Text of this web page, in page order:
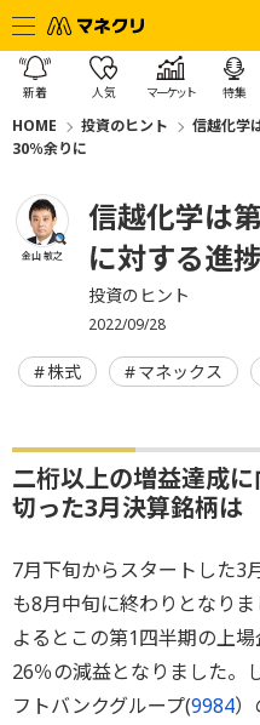
新着 人気 マーケット 特集
HOME 投資のヒント
信越化学
30％余りに
金山 敏之
信越化学は
に対する進
投資のヒント
2022/09/28
株式 マネックス
二桁以上の増益達成
切った3月決算銘柄は
7月下旬からスタートした3
も8月中旬に終わりとなり
よるとこの第1四半期の上
26％の減益となりました。
フトバンクグループ(9984）